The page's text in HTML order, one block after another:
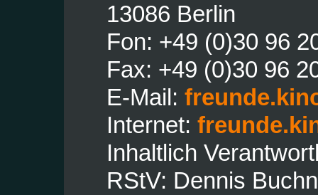
13086 Berlin
Fon: +49 (0)30 96
Fax: +49 (0)30 96
E-Mail:
Internet:
Inhaltlich
RStV: Dennis